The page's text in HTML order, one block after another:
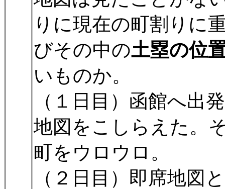
りに現在の町割りに
びその中の土塁の位
いものか。
（１日目）函館へ出
地図をこしらえた。
町をウロウロ。
（２日目）即席地図